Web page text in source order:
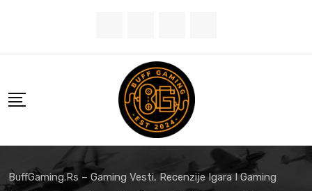
content
BuffGaming.rs – Gaming Vesti, Recenzije Igara I Gaming